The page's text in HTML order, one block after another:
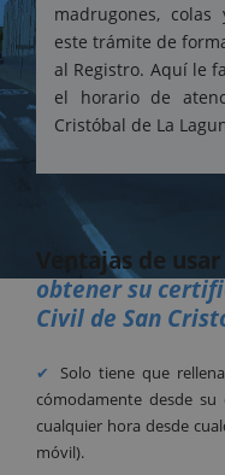
madrugones,
este trámite de
al Registro. Aquí le
el horario de
Cristóbal de La
Ventajas de
obtener su
Civil de San
Solo tiene que
cómodamente desde
cualquier hora desde
móvil).